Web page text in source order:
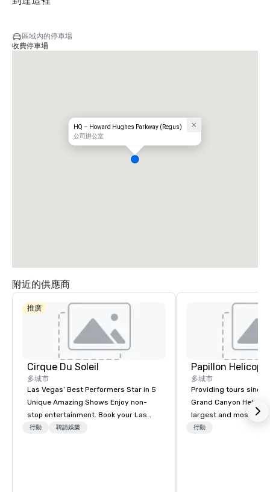
區域內的停車場
收費停車場
HQ – Howard Hughes Parkway (Regus)
公司辦公室
附近的供應商
推廣
Cirque Du Soleil
多城市
Las Vegas’ Best Performers Star in 5
Unique Amazing Shows Enjoy non-
stop entertainment. Book your Las
Vegas show tickets.
行動 聘請娛樂
多城市
Providing tours since
Grand Canyon
largest and most
operator in the Grand
行動